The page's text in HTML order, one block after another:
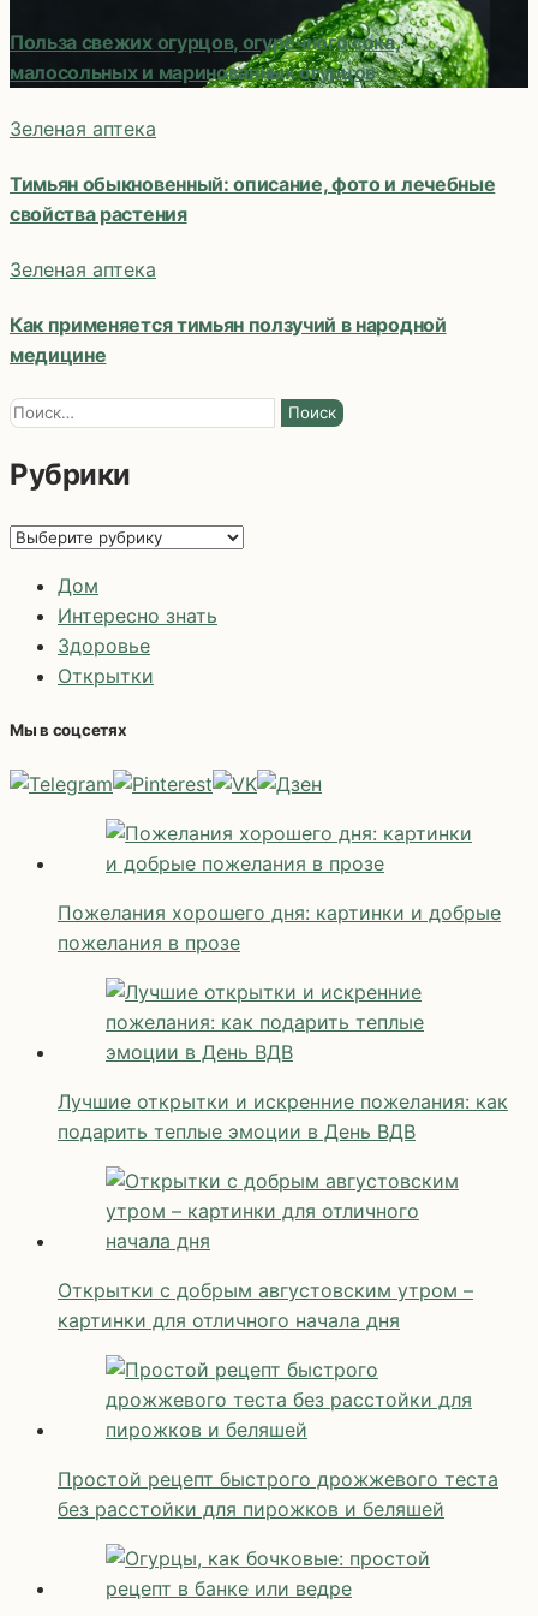
Польза свежих огурцов, огуречного сока,
малосольных и маринованных огурцов
Зеленая аптека
Тимьян обыкновенный: описание, фото и лечебные
свойства растения
Зеленая аптека
Как применяется тимьян ползучий в народной
медицине
Найти:
Рубрики
Рубрики
Дом
Интересно знать
Здоровье
Открытки
Мы в соцсетях
Пожелания хорошего дня: картинки и добрые
пожелания в прозе
Лучшие открытки и искренние пожелания: как
подарить теплые эмоции в День ВДВ
Открытки с добрым августовским утром –
картинки для отличного начала дня
Простой рецепт быстрого дрожжевого теста
без расстойки для пирожков и беляшей